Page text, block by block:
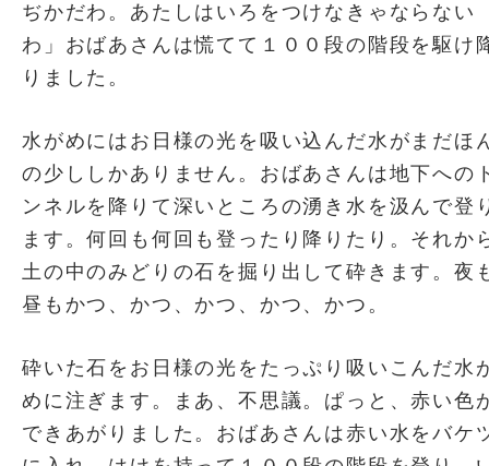
ぢかだわ。あたしはいろをつけなきゃならない
わ」おばあさんは慌てて１００段の階段を駆け
りました。
水がめにはお日様の光を吸い込んだ水がまだほ
の少ししかありません。おばあさんは地下への
ンネルを降りて深いところの湧き水を汲んで登
ます。何回も何回も登ったり降りたり。それか
土の中のみどりの石を掘り出して砕きます。夜
昼もかつ、かつ、かつ、かつ、かつ。
砕いた石をお日様の光をたっぷり吸いこんだ水
めに注ぎます。まあ、不思議。ぱっと、赤い色
できあがりました。おばあさんは赤い水をバケ